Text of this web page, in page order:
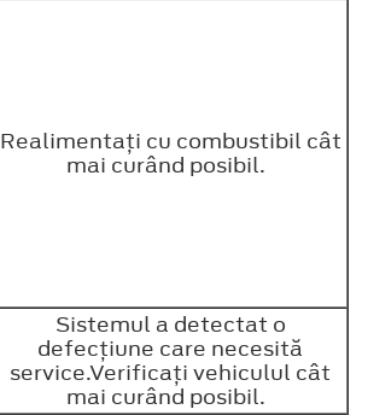
Realimentaţi cu combustibil cât
mai curând posibil.
Sistemul a detectat o
defecţiune care necesită
service.Verificaţi vehiculul cât
mai curând posibil.